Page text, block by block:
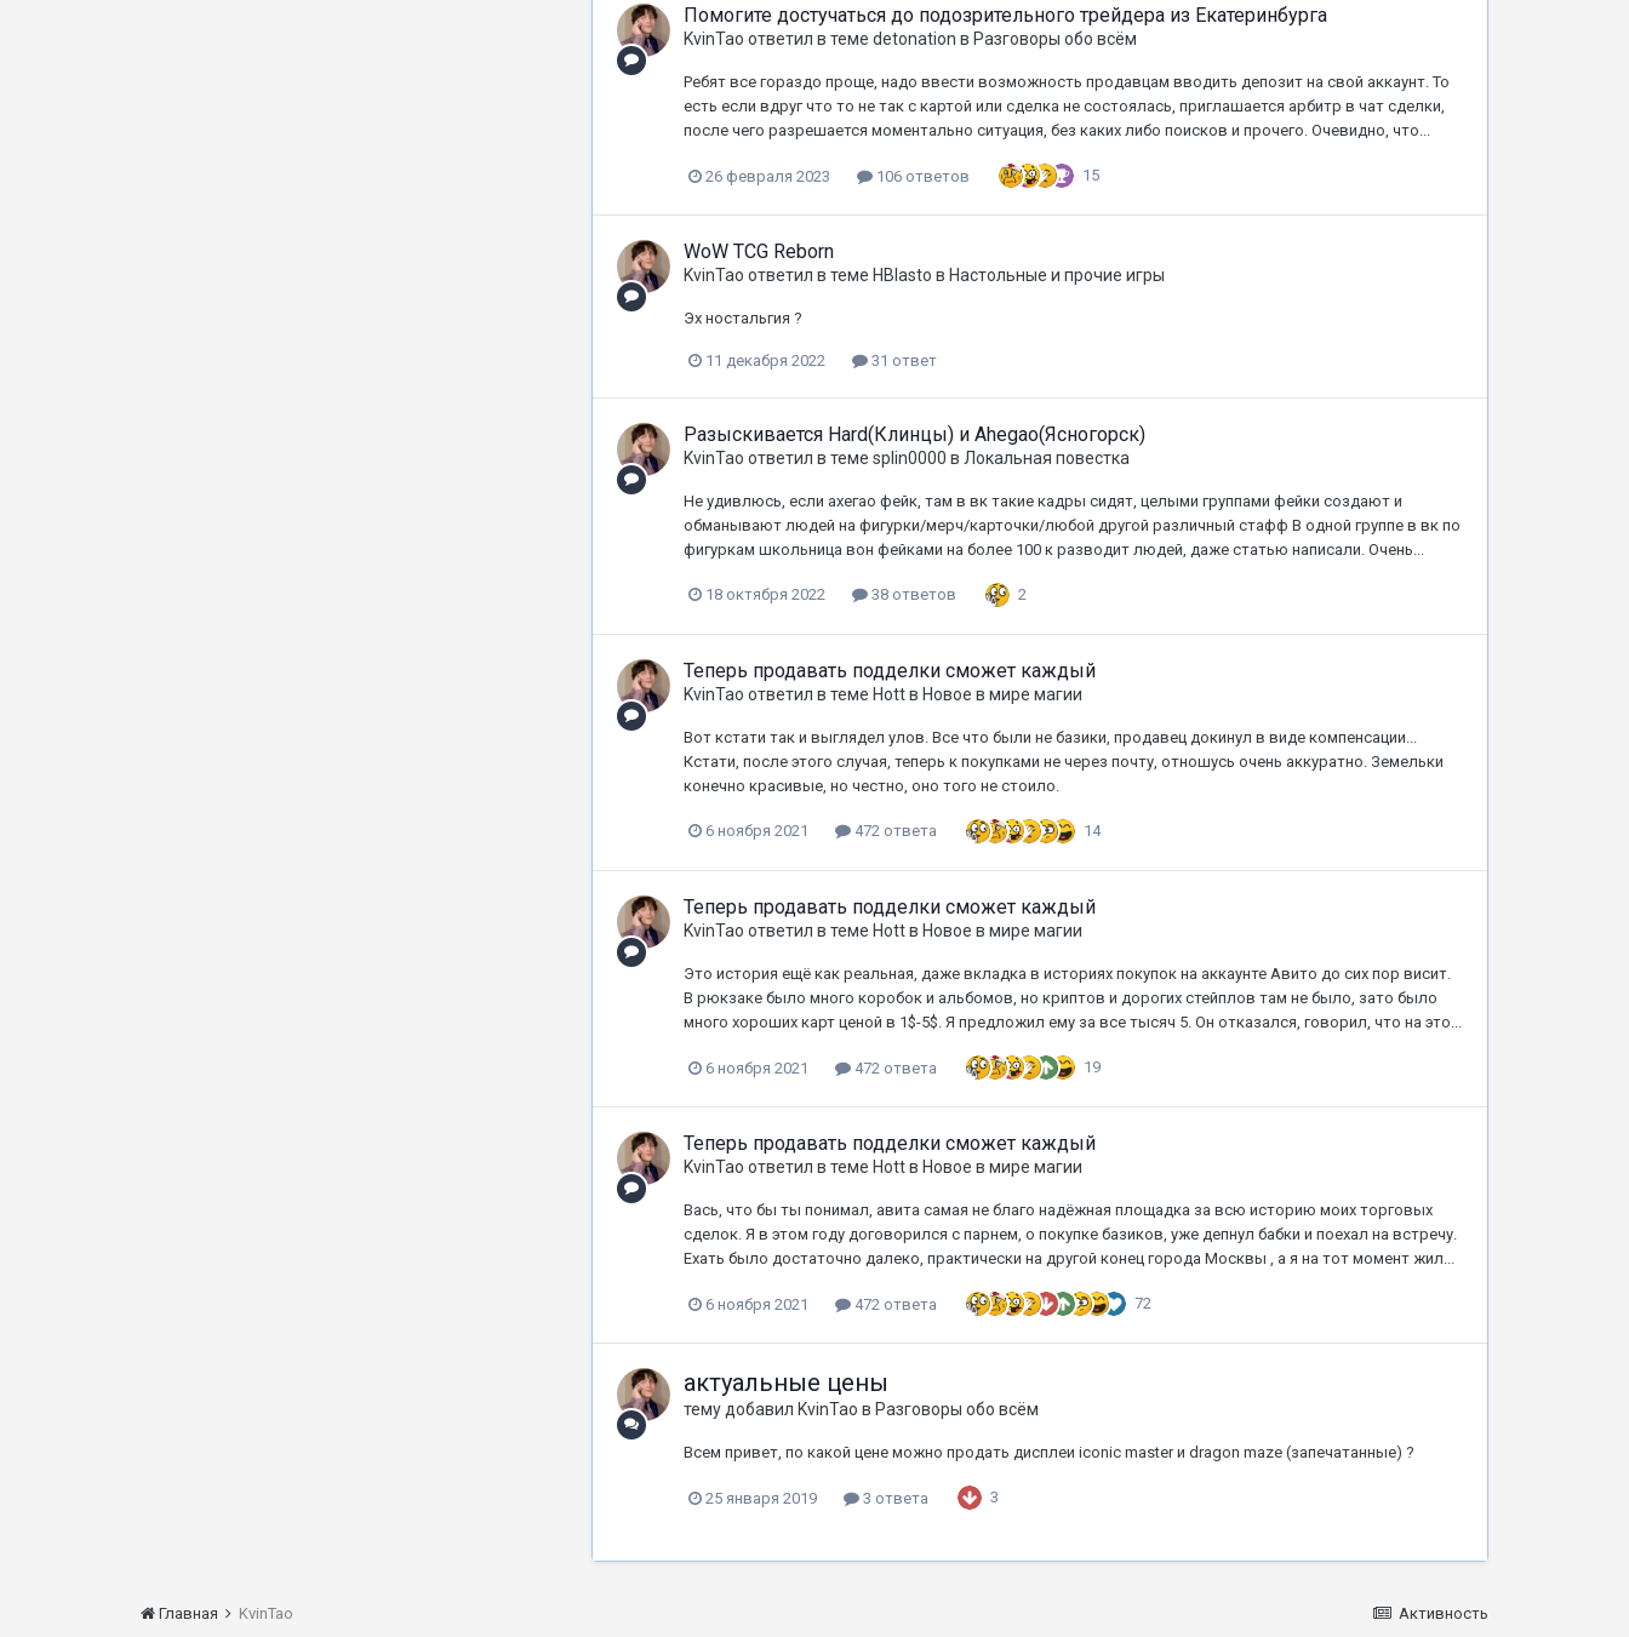
Помогите достучаться до подозрительного трейдера из Екатеринбурга
KvinTao ответил в теме detonation в Разговоры обо всём
Ребят все гораздо проще, надо ввести возможность продавцам вводить депозит на свой аккаунт. То
есть если вдруг что то не так с картой или сделка не состоялась, приглашается арбитр в чат сделки,
после чего разрешается моментально ситуация, без каких либо поисков и прочего. Очевидно, что...
26 февраля 2023 106 ответов 15
WoW TCG Reborn
KvinTao ответил в теме HBlasto в Настольные и прочие игры
Эх ностальгия ?
11 декабря 2022 31 ответ
Разыскивается Hard(Клинцы) и Ahegao(Ясногорск)
KvinTao ответил в теме splin0000 в Локальная повестка
Не удивлюсь, если ахегао фейк, там в вк такие кадры сидят, целыми группами фейки создают и
обманывают людей на фигурки/мерч/карточки/любой другой различный стафф В одной группе в вк по
фигуркам школьница вон фейками на более 100 к разводит людей, даже статью написали. Очень...
18 октября 2022 38 ответов 2
Теперь продавать подделки сможет каждый
KvinTao ответил в теме Hottв Новое в мире магии
Вот кстати так и выглядел улов. Все что были не базики, продавец докинул в виде компенсации...
Кстати, после этого случая, теперь к покупками не через почту, отношусь очень аккуратно. Земельки
конечно красивые, но честно, оно того не стоило.
6 ноября 2021 472 ответа 14
Теперь продавать подделки сможет каждый
KvinTao ответил в теме Hottв Новое в мире магии
Это история ещё как реальная, даже вкладка в историях покупок на аккаунте Авито до сих пор висит.
В рюкзаке было много коробок и альбомов, но криптов и дорогих стейплов там не было, зато было
много хороших карт ценой в 1$-5$. Я предложил ему за все тысяч 5. Он отказался, говорил, что на это...
6 ноября 2021 472 ответа 19
Теперь продавать подделки сможет каждый
KvinTao ответил в теме Hottв Новое в мире магии
Вась, что бы ты понимал, авита самая не благо надёжная площадка за всю историю моих торговых
сделок. Я в этом году договорился с парнем, о покупке базиков, уже депнул бабки и поехал на встречу.
Ехать было достаточно далеко, практически на другой конец города Москвы , а я на тот момент жил...
6 ноября 2021 472 ответа 72
актуальные цены
тему добавил KvinTao в Разговоры обо всём
Всем привет, по какой цене можно продать дисплеи iconic master и dragon maze (запечатанные) ?
25 января 2019 3 ответа 3
Активность
Главная KvinTao